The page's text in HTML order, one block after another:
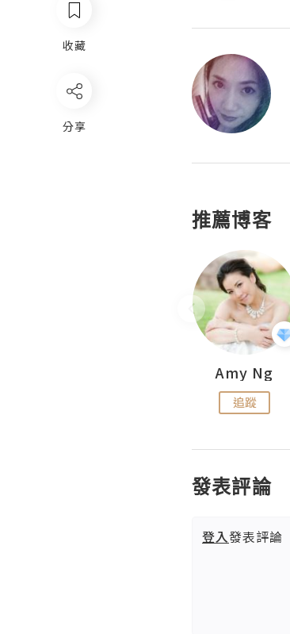
收藏
分享
推薦博客
Amy Ng
追蹤
發表評論
登入發表評論